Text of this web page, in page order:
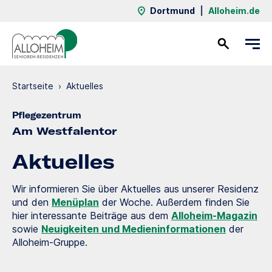
Dortmund Alloheim.de
Startseite › Aktuelles
Pflegezentrum
Am Westfalentor
Aktuelles
Wir informieren Sie über Aktuelles aus unserer Residenz
und den Menüplan der Woche. Außerdem finden Sie
hier interessante Beiträge aus dem Alloheim-Magazin
sowie Neuigkeiten und Medieninformationen der
Alloheim-Gruppe.